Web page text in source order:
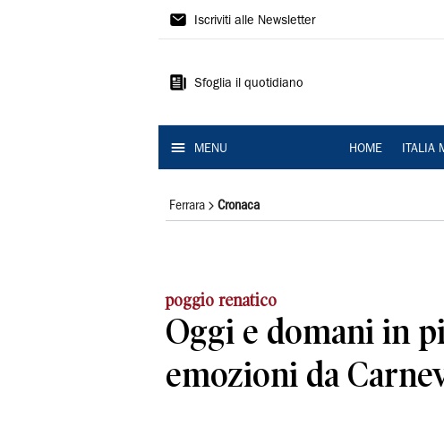
La
Ferrara
Iscriviti alle Newsletter
Sfoglia il quotidiano
MENU HOME ITALIA
Ferrara Cronaca
poggio renatico
Oggi e domani in
emozioni da